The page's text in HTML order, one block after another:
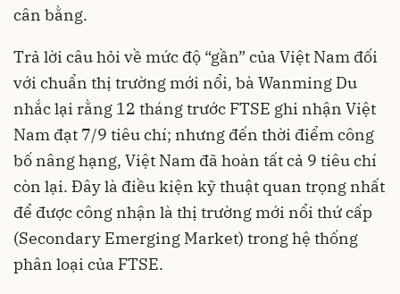
cân bằng.
Trả lời câu hỏi về mức độ “gần” của Việt Nam đối
với chuẩn thị trường mới nổi, bà Wanming Du
nhắc lại rằng 12 tháng trước FTSE ghi nhận Việt
Nam đạt 7/9 tiêu chí; nhưng đến thời điểm công
bố nâng hạng, Việt Nam đã hoàn tất cả 9 tiêu chí
còn lại. Đây là điều kiện kỹ thuật quan trọng nhất
để được công nhận là thị trường mới nổi thứ cấp
(Secondary Emerging Market) trong hệ thống
phân loại của FTSE.